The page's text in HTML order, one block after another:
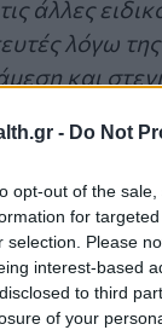
- Do Not
opt-out of the
for
selection. Please
interest-based
to third
of your
άλλες
λόγω
και
που
»,
ηγεσίας
Σύσσωμος ο